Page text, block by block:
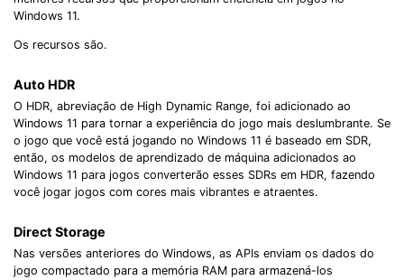
Windows 11.
Os recursos são.
Auto HDR
O HDR, abreviação de High Dynamic Range, foi adicionado ao
Windows 11 para tornar a experiência do jogo mais deslumbrante. Se
o jogo que você está jogando no Windows 11 é baseado em SDR,
então, os modelos de aprendizado de máquina adicionados ao
Windows 11 para jogos converterão esses SDRs em HDR, fazendo
você jogar jogos com cores mais vibrantes e atraentes.
Direct Storage
Nas versões anteriores do Windows, as APIs enviam os dados do
jogo compactado para a memória RAM para armazená-los